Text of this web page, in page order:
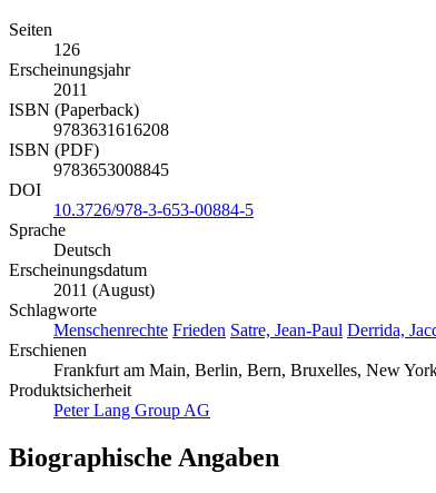
Seiten
126
Erscheinungsjahr
2011
ISBN (Paperback)
9783631616208
ISBN (PDF)
9783653008845
DOI
10.3726/978-3-653-00884-5
Sprache
Deutsch
Erscheinungsdatum
2011 (August)
Schlagworte
Menschenrechte Frieden Satre, Jean-Paul Derrida,
Erschienen
Frankfurt am Main, Berlin, Bern, Bruxelles, New
Produktsicherheit
Peter Lang Group AG
Biographische Angaben